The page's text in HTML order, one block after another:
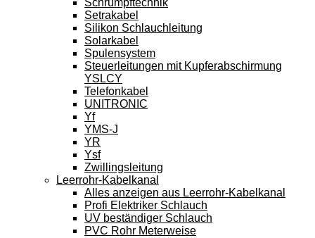
Schrumpftechnik
Setrakabel
Silikon Schlauchleitung
Solarkabel
Spulensystem
Steuerleitungen mit Kupferabschirmung
YSLCY
Telefonkabel
UNITRONIC
Yf
YMS-J
YR
Ysf
Zwillingsleitung
Leerrohr-Kabelkanal
Alles anzeigen aus Leerrohr-Kabelkanal
Profi Elektriker Schlauch
UV beständiger Schlauch
PVC Rohr Meterweise